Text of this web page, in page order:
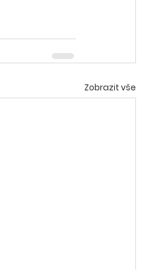
Zobrazit vše